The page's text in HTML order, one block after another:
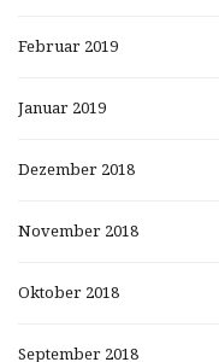
Februar 2019
Januar 2019
Dezember 2018
November 2018
Oktober 2018
September 2018